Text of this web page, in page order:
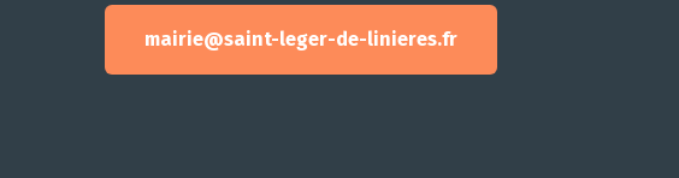
mairie@saint-leger-de-linieres.fr